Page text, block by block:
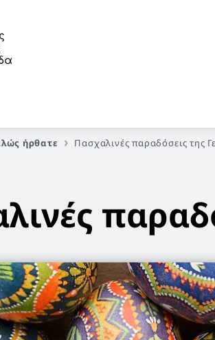
ήρθατε Πασχαλινές παραδόσεις της